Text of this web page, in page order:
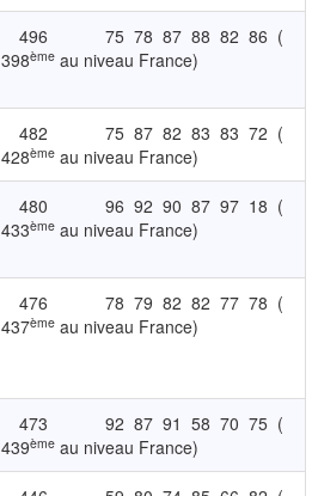
496 75 78 87 88 82 86 (
398èmeau niveau France)
482 75 87 82 83 83 72 (
428èmeau niveau France)
480 96 92 90 87 97 18 (
433èmeau niveau France)
476 78 79 82 82 77 78 (
437èmeau niveau France)
473 92 87 91 58 70 75 (
439èmeau niveau France)